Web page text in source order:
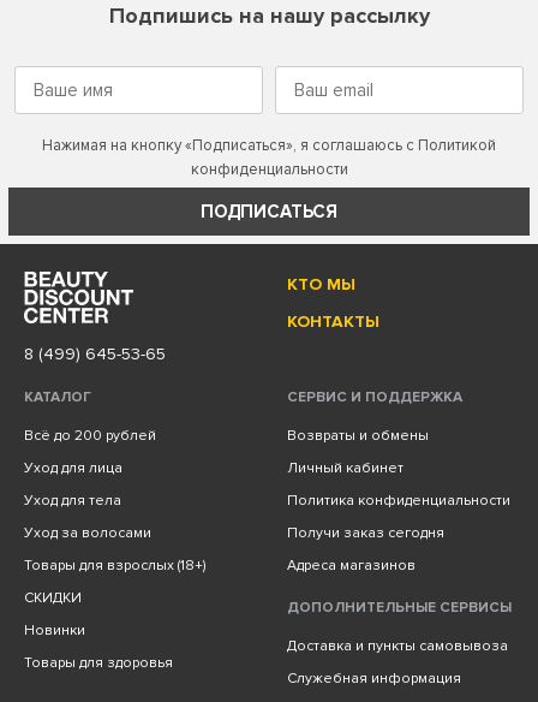
Подпишись на нашу рассылку
Нажимая на кнопку «Подписаться», я соглашаюсь с Политикой
конфиденциальности
ПОДПИСАТЬСЯ
КТО МЫ
КОНТАКТЫ
8 (499) 645-53-65
КАТАЛОГ
Всё до 200 рублей
Уход для лица
Уход для тела
Уход за волосами
Товары для взрослых (18+)
СКИДКИ
Новинки
Товары для здоровья
СЕРВИС И ПОДДЕРЖКА
Возвраты и обмены
Личный кабинет
Политика конфиденциальности
Получи заказ сегодня
Адреса магазинов
ДОПОЛНИТЕЛЬНЫЕ СЕРВИСЫ
Доставка и пункты самовывоза
Служебная информация